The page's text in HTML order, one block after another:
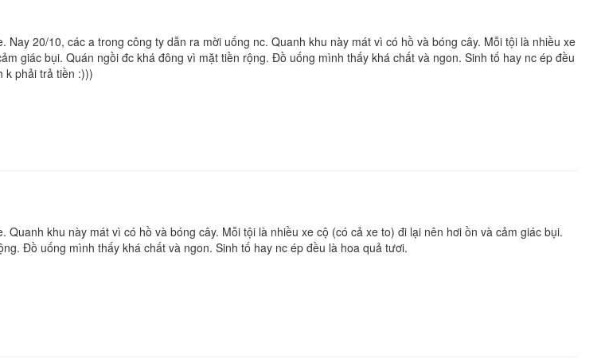
Nay 20/10, các a trong công ty dẫn ra mời uống nc. Quanh khu này mát vì có hồ và bóng cây. Mỗi tội là nhiều xe
giác bụi. Quán ngồi đc khá đông vì mặt tiền rộng. Đồ uống mình thấy khá chất và ngon. Sinh tố hay nc ép đều
k phải trả tiền :)))
Quanh khu này mát vì có hồ và bóng cây. Mỗi tội là nhiều xe cộ (có cả xe to) đi lại nên hơi ồn và cảm giác bụi.
Đồ uống mình thấy khá chất và ngon. Sinh tố hay nc ép đều là hoa quả tươi.